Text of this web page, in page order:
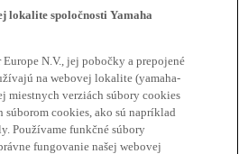
lokalite spoločnosti Yamaha
N.V., jej pobočky a prepojené
na webovej lokalite (yamaha-
miestnych verziách súbory cookies
cookies, ako sú napríklad
Používame funkčné súbory
fungovanie našej webovej